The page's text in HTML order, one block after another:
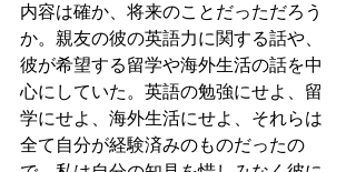
内容は確か、将来のことだっただろう
か。親友の彼の英語力に関する話や、
彼が希望する留学や海外生活の話を中
心にしていた。英語の勉強にせよ、留
学にせよ、海外生活にせよ、それらは
全て自分が経験済みのものだったの